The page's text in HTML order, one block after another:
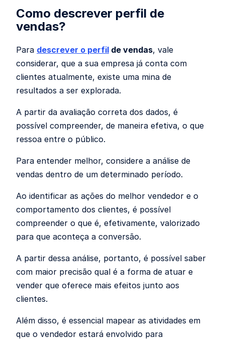
Como descrever perfil de
vendas?
Para descrever o perfil de vendas, vale
considerar, que a sua empresa já conta com
clientes atualmente, existe uma mina de
resultados a ser explorada.
A partir da avaliação correta dos dados, é
possível compreender, de maneira efetiva, o que
ressoa entre o público.
Para entender melhor, considere a análise de
vendas dentro de um determinado período.
Ao identificar as ações do melhor vendedor e o
comportamento dos clientes, é possível
compreender o que é, efetivamente, valorizado
para que aconteça a conversão.
A partir dessa análise, portanto, é possível saber
com maior precisão qual é a forma de atuar e
vender que oferece mais efeitos junto aos
clientes.
Além disso, é essencial mapear as atividades em
que o vendedor estará envolvido para